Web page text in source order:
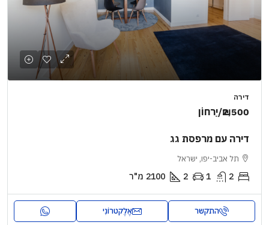
דירה
₪2,500/יַרחוֹן
דירה עם מרפסת גג
תל אביב-יפו, ישראל
2
1
2
2100 מ"ר
התקשר אֶלֶקטרוֹנִי